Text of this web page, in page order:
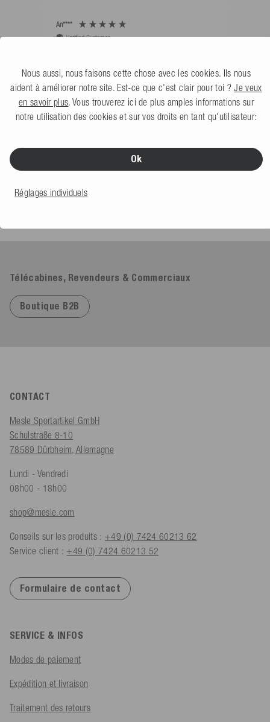
An****
Verified Customer
Köln, DE, Il y a 1 jour
Télécabines, Revendeurs & Commerciaux
Boutique B2B
CONTACT
Mesle Sportartikel GmbH
Schulstraße 8-10
78589 Dürbheim, Allemagne
Lundi - Vendredi
08h00 - 18h00
shop@mesle.com
Conseils sur les produits : +49 (0) 7424 60213 62
Service client : +49 (0) 7424 60213 52
Formulaire de contact
SERVICE & INFOS
Modes de paiement
Expédition et livraison
Traitement des retours
Nous aussi, nous faisons cette chose avec les cookies. Ils nous
aident à améliorer notre site. Est-ce que c'est clair pour toi ?Je veux
en savoir plus . Vous trouverez ici de plus amples informations sur
notre utilisation des cookies et sur vos droits en tant qu'utilisateur:
Ok
Réglages individuels